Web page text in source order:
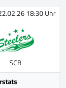
18:30 Uhr
SCB